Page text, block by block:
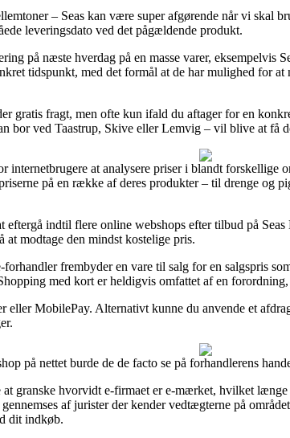
– Seas kan være super afgørende når vi skal
leveringsdato ved det pågældende produkt.
på næste hverdag på en masse varer, eksempelvis
tidspunkt, med det formål at de har mulighed for
gratis fragt, men ofte kun ifald du aftager for en
bor ved Taastrup, Skive eller Lemvig – vil blive at få
internetbrugere at analysere priser i blandt forskellige
på en række af deres produkter – til drenge og
indtil flere online webshops efter tilbud på
at modtage den mindst kostelige pris.
frembyder en vare til salg for en salgspris
med kort er heldigvis omfattet af en
eller MobilePay. Alternativt kunne du anvende et
på nettet burde de de facto se på forhandlerens
granske hvorvidt e-firmaet er e-mærket, hvilket
af jurister der kender vedtægterne på
dit indkøb.